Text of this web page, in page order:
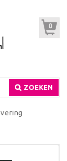
0
ZOEKEN